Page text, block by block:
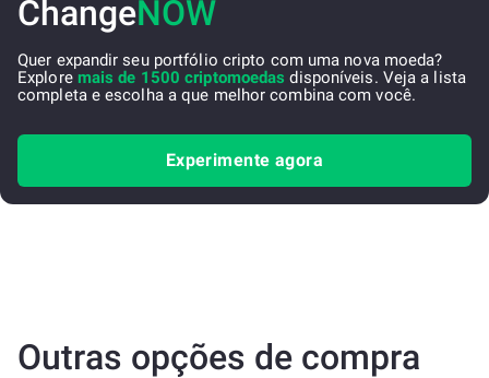
ChangeNOW
Quer expandir seu portfólio cripto com uma nova moeda?
Explore mais de 1500 criptomoedas disponíveis. Veja a lista
completa e escolha a que melhor combina com você.
Experimente agora
Outras opções de compra